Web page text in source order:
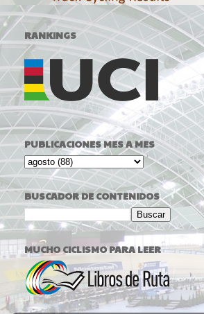
RANKINGS
PUBLICACIONES MES A MES
BUSCADOR DE CONTENIDOS
MUCHO CICLISMO PARA LEER